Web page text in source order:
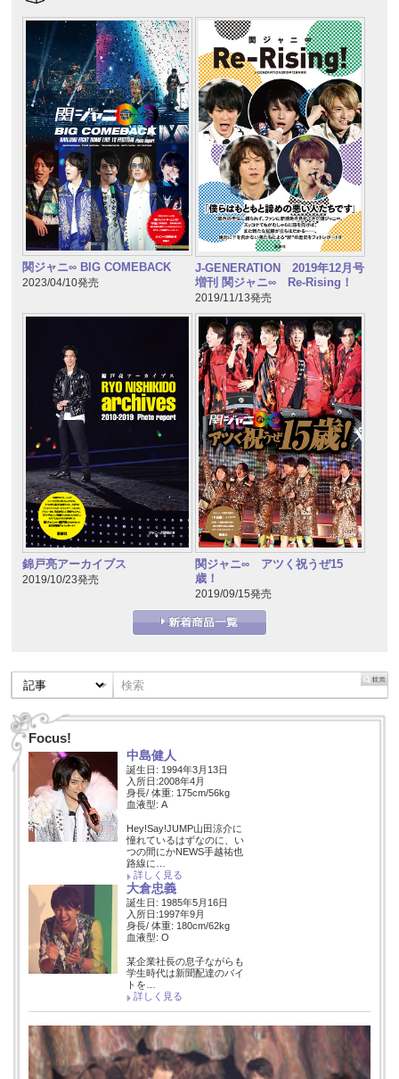
関ジャニ∞ BIG COMEBACK
2023/04/10発売
J-GENERATION 2019年12月号
増刊 関ジャニ∞ Re-Rising！
2019/11/13発売
錦戸亮アーカイブス
2019/10/23発売
関ジャニ∞ アツく祝うぜ15
歳！
2019/09/15発売
Focus!
中島健人
誕生日: 1994年3月13日
入所日:2008年4月
身長/ 体重: 175cm/56kg
血液型: A
Hey!Say!JUMP山田涼介に
憧れているはずなのに、い
つの間にかNEWS手越祐也
路線に…
詳しく見る
大倉忠義
誕生日: 1985年5月16日
入所日:1997年9月
身長/ 体重: 180cm/62kg
血液型: O
某企業社長の息子ながらも
学生時代は新聞配達のバイ
トを…
詳しく見る